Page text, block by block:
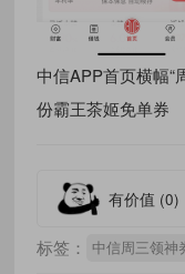
中信APP首页横幅“
份霸王茶姬免单券
有价值 (0)
标签： 中信周三领神